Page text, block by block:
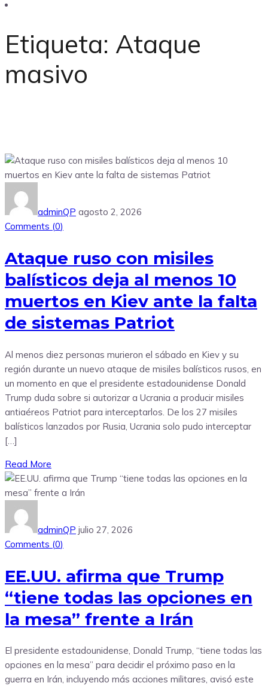
Etiqueta: Ataque
masivo
adminQP agosto 2, 2026
Comments (0)
Ataque ruso con misiles
balísticos deja al menos 10
muertos en Kiev ante la falta
de sistemas Patriot
Al menos diez personas murieron el sábado en Kiev y su
región durante un nuevo ataque de misiles balísticos rusos, en
un momento en que el presidente estadounidense Donald
Trump duda sobre si autorizar a Ucrania a producir misiles
antiaéreos Patriot para interceptarlos. De los 27 misiles
balísticos lanzados por Rusia, Ucrania solo pudo interceptar
[…]
Read More
adminQP julio 27, 2026
Comments (0)
EE.UU. afirma que Trump
“tiene todas las opciones en
la mesa” frente a Irán
El presidente estadounidense, Donald Trump, “tiene todas las
opciones en la mesa” para decidir el próximo paso en la
guerra en Irán, incluyendo más acciones militares, avisó este